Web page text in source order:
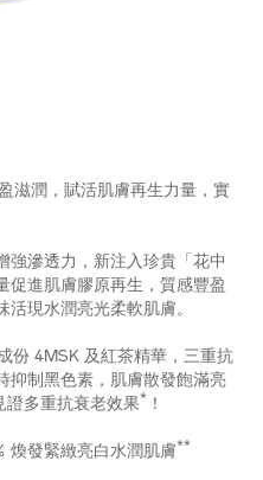
滋潤，賦活肌膚再生力量，實
強滲透力，新注入珍貴「花中
促進肌膚膠原再生，質感豐盈
現水潤亮光柔軟肌膚。
份 4MSK 及紅茶精華，三重抗
抑制黑色素，肌膚散發飽滿亮
證多重抗衰老效果* ！
煥發緊緻亮白水潤肌膚**